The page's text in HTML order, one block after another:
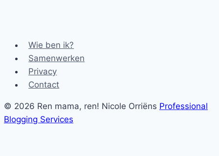
Wie ben ik?
Samenwerken
Privacy
Contact
© 2026 Ren mama, ren! Nicole Orriëns Professional
Blogging Services